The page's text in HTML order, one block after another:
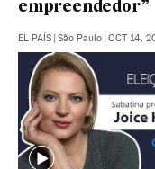
empreendedor”
EL PAÍS | São Paulo | OCT 14,